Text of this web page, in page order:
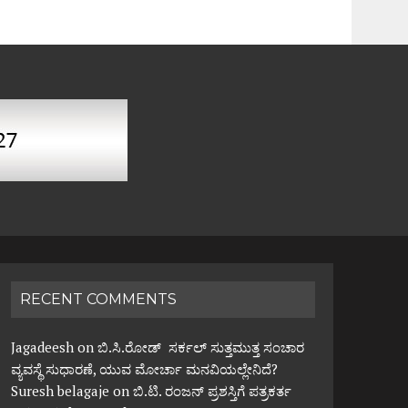
RECENT COMMENTS
Jagadeesh onಬಿ.ಸಿ.ರೋಡ್ ಸರ್ಕಲ್ ಸುತ್ತಮುತ್ತ ಸಂಚಾರ
ವ್ಯವಸ್ಥೆ ಸುಧಾರಣೆ, ಯುವ ಮೋರ್ಚಾ ಮನವಿಯಲ್ಲೇನಿದೆ?
Suresh belagaje onಬಿ.ಟಿ. ರಂಜನ್ ಪ್ರಶಸ್ತಿಗೆ ಪತ್ರಕರ್ತ